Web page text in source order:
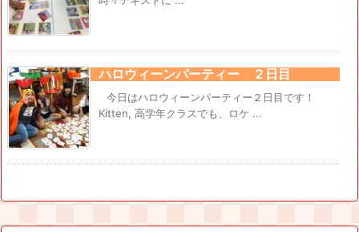
ハロウィーンパーティー ２日目
今日はハロウィーンパーティー２日目です！
Kitten, 高学年クラスでも、ロケ ...